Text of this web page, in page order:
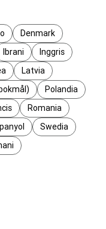
Denmark
Ibrani
Inggris
Latvia
Polandia
Romania
Swedia